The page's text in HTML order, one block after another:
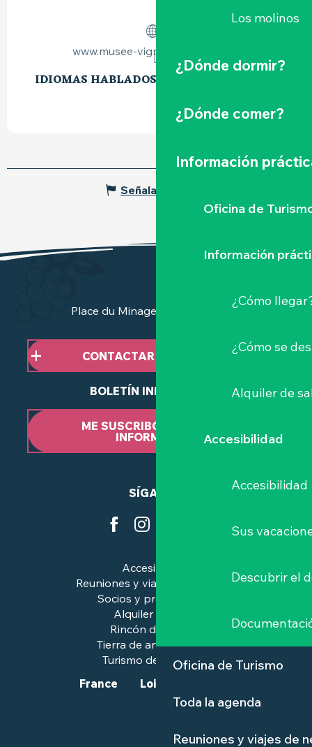
Los molinos
¿Dónde dormir?
¿Dónde comer?
Información
Oficina de
Información
¿Cómo
¿Cómo se
Alquiler de
Accesibilidad
Accesibilidad
Sus
Descubrir el
Oficina de Turismo
Toda la agenda
Reuniones y viajes de
www.musee-vignoble-nantais.eu
IDIOMAS HABLADOS
IDIOMAS HABLADOS
Señalar un error
Place du Minage - 44190 Clisson
CONTACTAR CON NOSOTROS
BOLETÍN INFORMATIVO
ME SUSCRIBO AL BOLETÍN
INFORMATIVO
SÍGANOS
Accesibilidad
Reuniones y viajes de negocios
Socios y profesionales
Alquiler de salas
Rincón de prensa
Tierra de arte e historia
Turismo de calidad™.
France
Loire-Atlantique